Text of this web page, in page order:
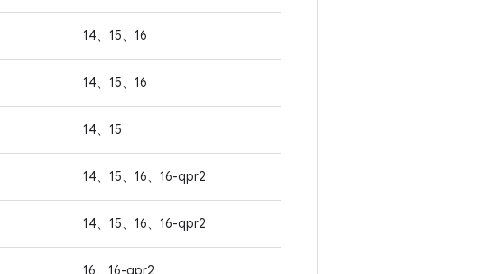
14、15、16
14、15、16
14、15
14、15、16、16-qpr2
14、15、16、16-qpr2
16、16-qpr2